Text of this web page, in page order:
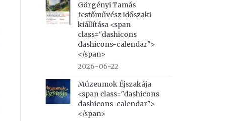
Görgényi Tamás
festőművész időszaki
kiállítása <span
class="dashicons
dashicons-calendar">
</span>
2026-06-22
Múzeumok Éjszakája
<span class="dashicons
dashicons-calendar">
</span>